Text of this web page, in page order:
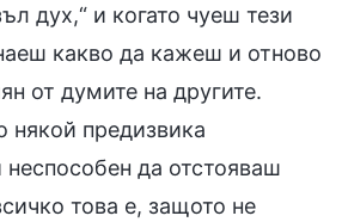
дух,“ и когато чуеш тези
какво да кажеш и отново
от думите на другите.
някой предизвика
да отстояваш
това е, защото не